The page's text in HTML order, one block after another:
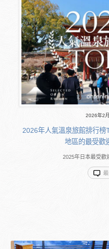
2026年2
2026年人氣溫泉旅館排行榜
地區的最受歡
2025年日本最受歡